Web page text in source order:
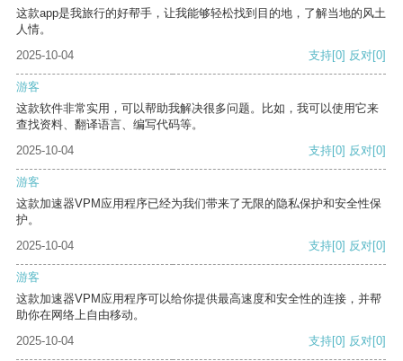
这款app是我旅行的好帮手，让我能够轻松找到目的地，了解当地的风土
人情。
2025-10-04
支持[0] 反对[0]
游客
这款软件非常实用，可以帮助我解决很多问题。比如，我可以使用它来
查找资料、翻译语言、编写代码等。
2025-10-04
支持[0] 反对[0]
游客
这款加速器VPM应用程序已经为我们带来了无限的隐私保护和安全性保
护。
2025-10-04
支持[0] 反对[0]
游客
这款加速器VPM应用程序可以给你提供最高速度和安全性的连接，并帮
助你在网络上自由移动。
2025-10-04
支持[0] 反对[0]